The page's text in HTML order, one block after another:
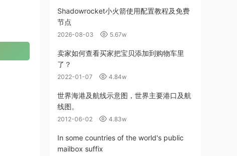
Shadowrocket小火箭使用配置教程及免费
节点
2026-08-03 5.67w
卖家如何查看买家把宝贝添加到购物车里
了？
2022-01-07 4.84w
世界海港及航线示意图，世界主要港口及航
线图。
2012-06-02 4.83w
In some countries of the world's public
mailbox suffix